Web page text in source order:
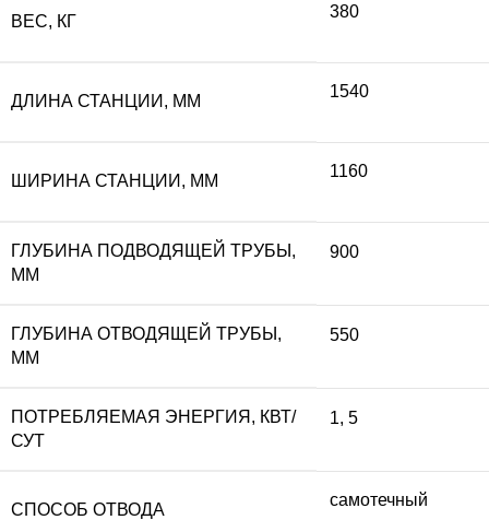
ВЕС, КГ
380
ДЛИНА СТАНЦИИ, ММ
1540
ШИРИНА СТАНЦИИ, ММ
1160
ГЛУБИНА ПОДВОДЯЩЕЙ ТРУБЫ,
ММ
900
ГЛУБИНА ОТВОДЯЩЕЙ ТРУБЫ,
ММ
550
ПОТРЕБЛЯЕМАЯ ЭНЕРГИЯ, КВТ/
СУТ
1, 5
СПОСОБ ОТВОДА
самотечный